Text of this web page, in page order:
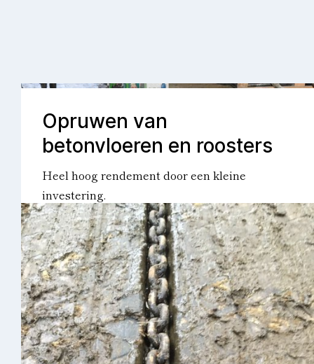
Opruwen van
betonvloeren en roosters
Heel hoog rendement door een kleine
investering.
MEER INFO